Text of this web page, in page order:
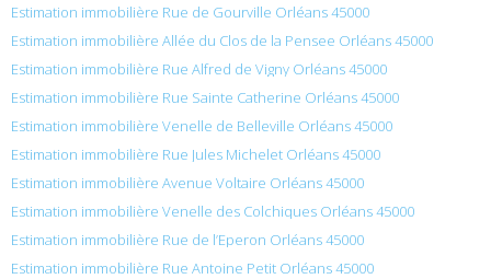
Estimation immobilière Rue de Gourville Orléans 45000
Estimation immobilière Allée du Clos de la Pensee Orléans 45000
Estimation immobilière Rue Alfred de Vigny Orléans 45000
Estimation immobilière Rue Sainte Catherine Orléans 45000
Estimation immobilière Venelle de Belleville Orléans 45000
Estimation immobilière Rue Jules Michelet Orléans 45000
Estimation immobilière Avenue Voltaire Orléans 45000
Estimation immobilière Venelle des Colchiques Orléans 45000
Estimation immobilière Rue de l’Eperon Orléans 45000
Estimation immobilière Rue Antoine Petit Orléans 45000